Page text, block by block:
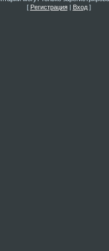
[ Регистрация| Вход]